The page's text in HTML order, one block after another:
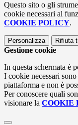
Questo sito o gli
cookie necessari al
COOKIE POLICY.
Personalizza Rifiuta
Gestione cookie
In questa schermata è
I cookie necessari
piattaforma e non è
Per conoscere quali
visionare la COOKIE